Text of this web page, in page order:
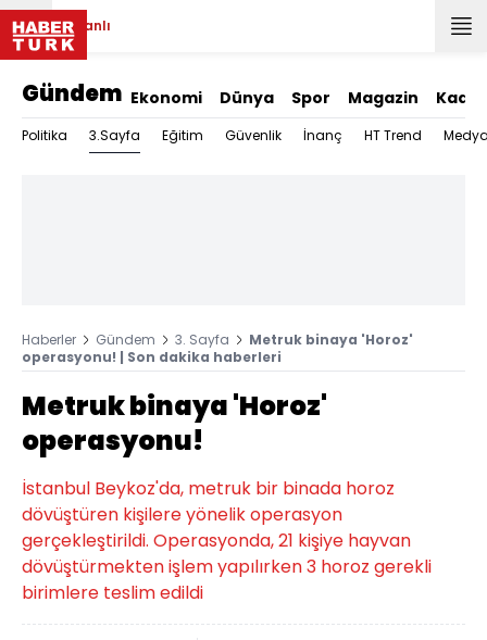
Canlı
Gündem Ekonomi Dünya Spor Magazin Kadın
Politika 3.Sayfa Eğitim Güvenlik İnanç HT Trend
Haberler Gündem 3. Sayfa
Metruk binaya 'Horoz'
operasyonu! | Son dakika haberleri
Metruk binaya 'Horoz'
operasyonu!
İstanbul Beykoz'da, metruk bir binada horoz
dövüştüren kişilere yönelik operasyon
gerçekleştirildi. Operasyonda, 21 kişiye hayvan
dövüştürmekten işlem yapılırken 3 horoz gerekli
birimlere teslim edildi